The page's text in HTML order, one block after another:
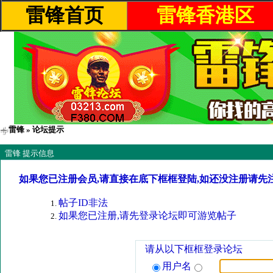
雷锋首页 雷锋香港区
雷锋 » 论坛提示
雷锋 提示信息
如果您已注册会员,请直接在底下框框登陆,如还没注册请先
帖子ID非法
如果您已注册,请先登录论坛即可游览帖子
请从以下框框登录论坛
用户名